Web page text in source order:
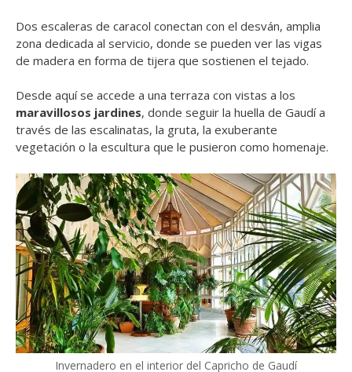
Dos escaleras de caracol conectan con el desván, amplia
zona dedicada al servicio, donde se pueden ver las vigas
de madera en forma de tijera que sostienen el tejado.
Desde aquí se accede a una terraza con vistas a los
maravillosos jardines, donde seguir la huella de Gaudí a
través de las escalinatas, la gruta, la exuberante
vegetación o la escultura que le pusieron como homenaje.
Invernadero en el interior del Capricho de Gaudí